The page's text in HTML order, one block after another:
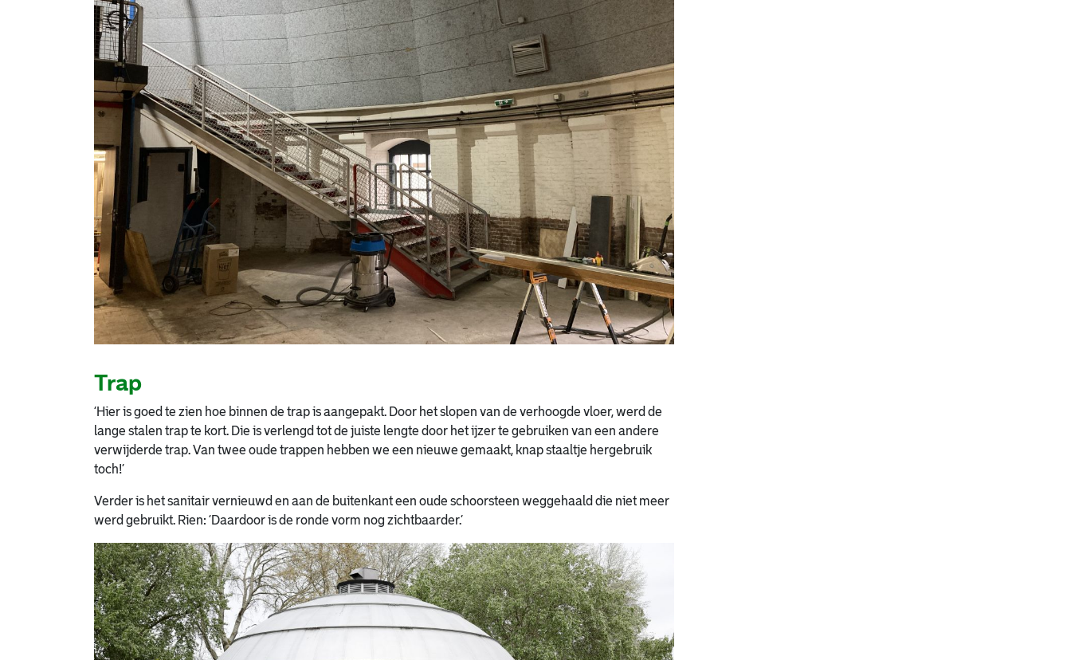
Trap
‘Hier is goed te zien hoe binnen de trap is aangepakt. Door het slopen van de verhoogde vloer, werd de
lange stalen trap te kort. Die is verlengd tot de juiste lengte door het ijzer te gebruiken van een andere
verwijderde trap. Van twee oude trappen hebben we een nieuwe gemaakt, knap staaltje hergebruik
toch!’
Verder is het sanitair vernieuwd en aan de buitenkant een oude schoorsteen weggehaald die niet meer
werd gebruikt. Rien: ‘Daardoor is de ronde vorm nog zichtbaarder.’